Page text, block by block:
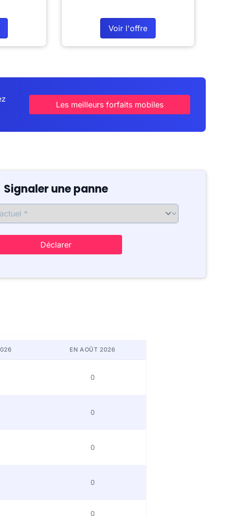
Voir l'offre
Les meilleurs forfaits mobiles
Signaler une panne
Déclarer
EN AOÛT 2026
0
0
0
0
0